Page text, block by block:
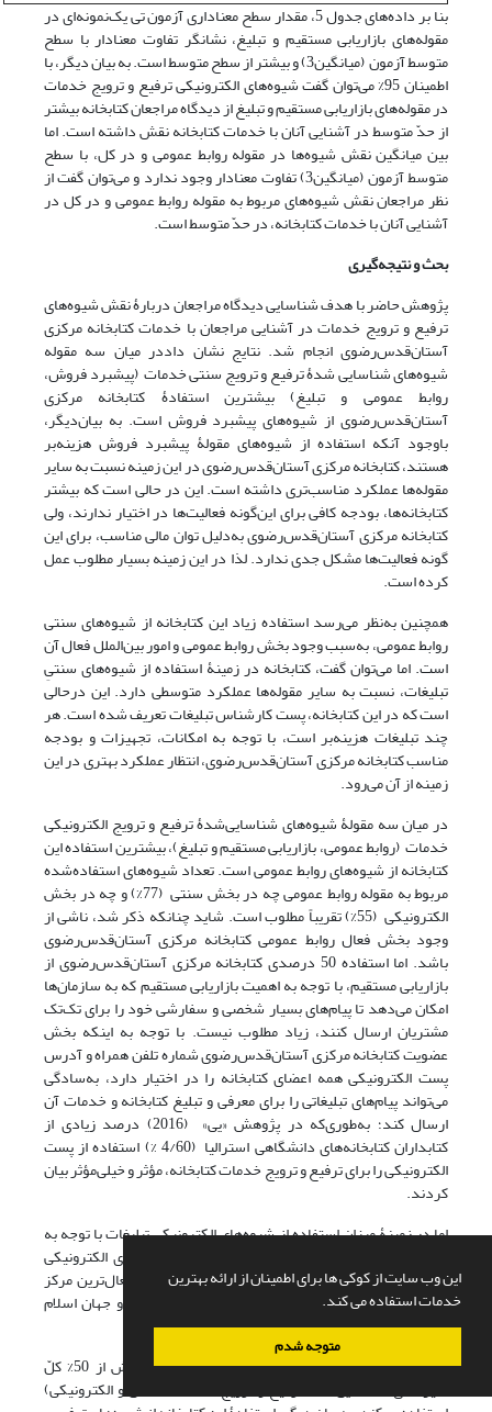
این وب سایت از کوکی ها برای اطمینان از ارائه بهترین
خدمات استفاده می کند.
متوجه شدم
بنا بر داده‌های جدول 5، مقدار سطح معنا‌داری آزمون تی یک‌نمونه‌ای در
مقوله‌های بازاریابی مستقیم و تبلیغ، نشانگر تفاوت معنادار با سطح
متوسط آزمون (میانگین3) و بیشتر از سطح متوسط است. به بیان دیگر، با
اطمینان 95% می‌توان گفت شیوه‌های الکترونیکی ترفیع و ترویج خدمات
در مقوله‌های بازاریابی مستقیم و تبلیغ از دیدگاه مراجعان کتابخانه بیشتر
از حدّ متوسط در آشنایی آنان با خدمات کتابخانه نقش داشته است. اما
بین میانگین نقش شیوه‌ها در مقوله روابط عمومی و در کل، با سطح
متوسط آزمون (میانگین3) تفاوت معنادار وجود ندارد و می‌توان گفت از
نظر مراجعان نقش شیوه‌های مربوط به مقوله روابط عمومی و در کل در
آشنایی آنان با خدمات کتابخانه، در حدّ متوسط است.
بحث و نتیجه‌گیری
پژوهش حاضر با هدف شناسایی دیدگاه مراجعان دربارۀ نقش شیوه‌های
ترفیع و ترویج خدمات در آشنایی مراجعان با خدمات کتابخانه مرکزی
‌آستان‌قدس‌رضوی انجام شد. نتایج نشان داددر میان سه مقوله
شیوه‌های شناسایی شدۀ ترفیع و ترویج سنتی خدمات (پیشبرد فروش،
روابط عمومی و تبلیغ) بیشترین استفادۀ کتابخانه مرکزی
آستان‌قدس‌رضوی از شیوه‌های پیشبرد فروش است. به بیان‌دیگر،
باوجود آنکه استفاده از شیوه‌های مقولۀ پیشبرد فروش هزینه‌بر
هستند، کتابخانه مرکزی آستان‌قدس‌رضوی در این زمینه نسبت به سایر
مقوله‌ها عملکرد مناسب‌تری داشته است. این در حالی است که بیشتر
کتابخانه‌ها، بودجه کافی برای این‌گونه فعالیت‌ها در اختیار ندارند، ولی
کتابخانه مرکزی آستان‌قدس‌رضوی به‌دلیل توان مالی مناسب، برای این
گونه فعالیت‌ها مشکل جدی ندارد. لذا در این زمینه بسیار مطلوب عمل
کرده است.
همچنین به‌نظر می‌رسد استفاده زیاد این کتابخانه از شیوه‌های سنتی
روابط عمومی، به‌سبب وجود بخش روابط عمومی و امور بین‌الملل فعال آن
است. اما می‌توان گفت، کتابخانه در زمینۀ استفاده از شیوه‌های سنتیِ
تبلیغات، نسبت به سایر مقوله‌ها عملکرد متوسطی دارد. این درحالی
است که در این کتابخانه، پست کارشناس تبلیغات تعریف شده است. هر
چند تبلیغات هزینه‌بر است، با توجه به امکانات، تجهیزات و بودجه
مناسب کتابخانه مرکزی آستان‌قدس‌رضوی، انتظار عملکرد بهتری در این
زمینه از آن می‌رود.
در میان سه مقولۀ شیوه‌های شناسایی‌شدۀ ترفیع و ترویج الکترونیکی
خدمات (روابط عمومی، بازاریابی مستقیم و تبلیغ)، بیشترین استفاده این
کتابخانه از شیوه‌های روابط عمومی است. تعداد شیوه‌های استفاده‌شده
مربوط به مقوله روابط عمومی چه در بخش سنتی (77%) و چه در بخش
الکترونیکی (55%) تقریباً مطلوب است. شاید چنانکه ذکر شد، ناشی از
وجود بخش فعال روابط عمومی کتابخانه مرکزی آستان‌قدس‌رضوی
باشد. اما استفاده 50 درصدی کتابخانه مرکزی آستان‌قدس‌رضوی از
بازاریابی مستقیم، با توجه به اهمیت بازاریابی مستقیم که به سازمان‌ها
امکان می‌دهد تا پیام‌های بسیار شخصی و سفارشی خود را برای تک‌تک
مشتریان ارسال کنند، زیاد مطلوب نیست. با توجه به اینکه بخش
عضویت کتابخانه مرکزی آستان‌قدس‌رضوی شماره تلفن همراه و آدرس
پست الکترونیکی همه اعضای کتابخانه را در اختیار دارد، به‌سادگی
می‌تواند پیام‌های تبلیغاتی را برای معرفی و تبلیغ کتابخانه و خدمات آن
ارسال کند؛ به‌طوری‌که در پژوهش «یی» (2016) درصد زیادی از
کتابداران کتابخانه‌های دانشگاهی استرالیا (4/60 %) استفاده از پست
الکترونیکی را برای ترفیع و ترویج خدمات کتابخانه، مؤثر و خیلی‌مؤثر بیان
کردند.
اما در زمینۀ میزان استفاده از شیوه‌های الکترونیکی تبلیغات با توجه به
نتایج به‌دست‌آمده، استفاده 61/34 درصدی از شیوه‌های الکترونیکی
تبلیغات برای کتابخانه‌ای که سعی دارد به غنی‌ترین و فعال‌ترین مرکز
کتابخانه‌ای، موزه‌ای و گنجینۀ اسناد و نفایس در منطقه و جهان اسلام
تبدیل شود، وضعیت مطلوبی نیست.
خلاصه آنکه، کتابخانه مرکزی آستان‌قدس‌رضوی از بیش از 50% کلّ
شیوه‌های شناسایی‌شدۀ ترفیع و ترویج خدمات (سنتی و الکترونیکی)